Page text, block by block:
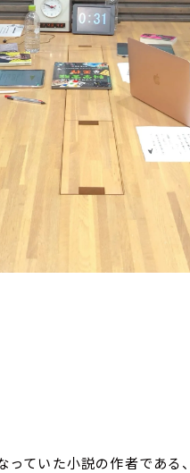
ていた小説の作者である